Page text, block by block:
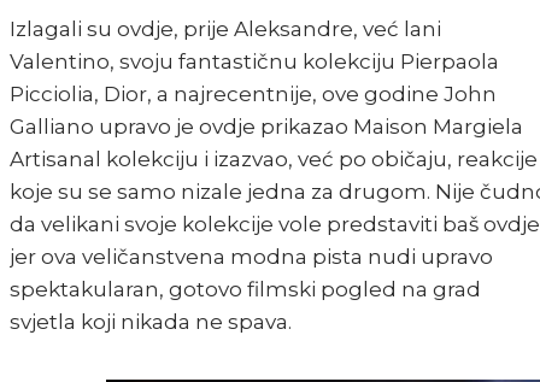
Izlagali su ovdje, prije Aleksandre, već lani
Valentino, svoju fantastičnu kolekciju Pierpaola
Picciolia, Dior, a najrecentnije, ove godine John
Galliano upravo je ovdje prikazao Maison Margiela
Artisanal kolekciju i izazvao, već po običaju, reakcije
koje su se samo nizale jedna za drugom. Nije
da velikani svoje kolekcije vole predstaviti baš
jer ova veličanstvena modna pista nudi upravo
spektakularan, gotovo filmski pogled na grad
svjetla koji nikada ne spava.